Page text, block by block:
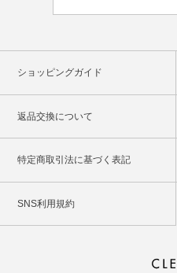
ショッピングガイド
返品交換について
特定商取引法に基づく表記
SNS利用規約